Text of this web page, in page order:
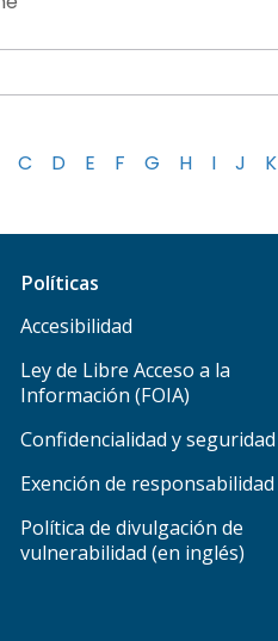
C D E F G H I J K
Políticas
Accesibilidad
Ley de Libre Acceso a la
Información (FOIA)
Confidencialidad y seguridad
Exención de responsabilidad
Política de divulgación de
vulnerabilidad (en inglés)